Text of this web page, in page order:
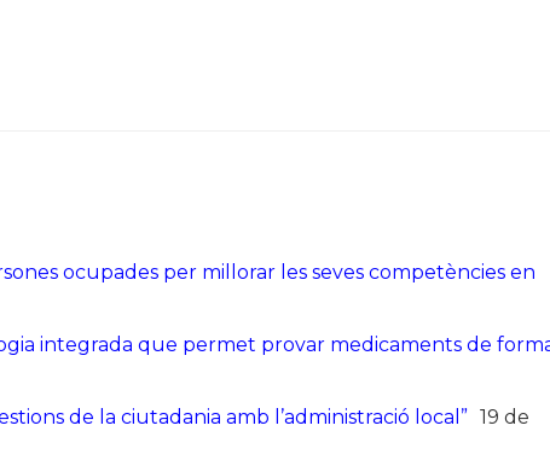
ocupades per millorar les seves competències en
integrada que permet provar medicaments de
de la ciutadania amb l’administració local” 19 de